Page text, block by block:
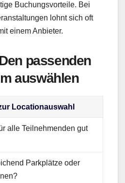
Buchungsvorteile. Bei
lohnt sich oft
einem Anbieter.
passenden
auswählen
Locationauswahl
alle Teilnehmenden gut
Parkplätze oder